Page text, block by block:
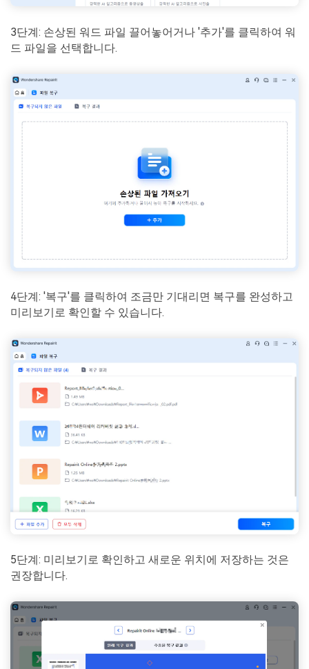
3단계: 손상된 워드 파일 끌어놓어거나 '추가'를 클릭하여 워
드 파일을 선택합니다.
4단계: '복구'를 클릭하여 조금만 기대리면 복구를 완성하고
미리보기로 확인할 수 있습니다.
5단계: 미리보기로 확인하고 새로운 위치에 저장하는 것은
권장합니다.